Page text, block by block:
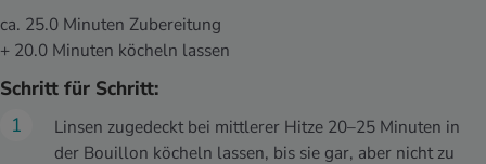
ca. 25.0 Minuten Zubereitung
+ 20.0 Minuten köcheln lassen
Schritt für Schritt:
Linsen zugedeckt bei mittlerer Hitze 20–25 Minuten in
der Bouillon köcheln lassen, bis sie gar, aber nicht zu